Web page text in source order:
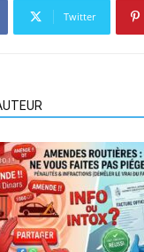
Twitter